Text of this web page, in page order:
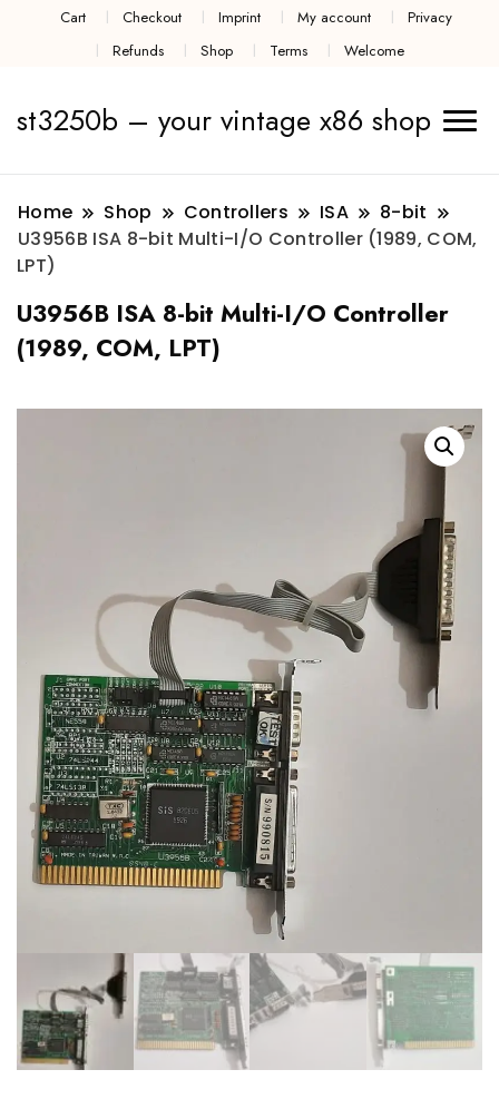
Cart Checkout Imprint My account
Privacy
Refunds
Shop Terms Welcome
st3250b – your vintage x86 shop
Home Shop Controllers ISA
8-bit
U3956B ISA 8-bit Multi-I/O Controller (1989, COM,
LPT)
U3956B ISA 8-bit Multi-I/O Controller
(1989, COM, LPT)